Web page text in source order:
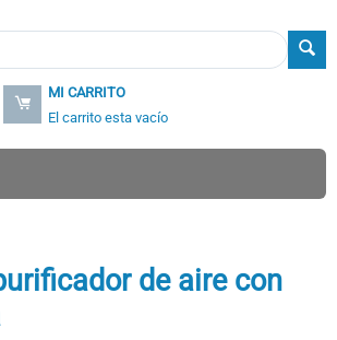
MI CARRITO
El carrito esta vacío
de aire con